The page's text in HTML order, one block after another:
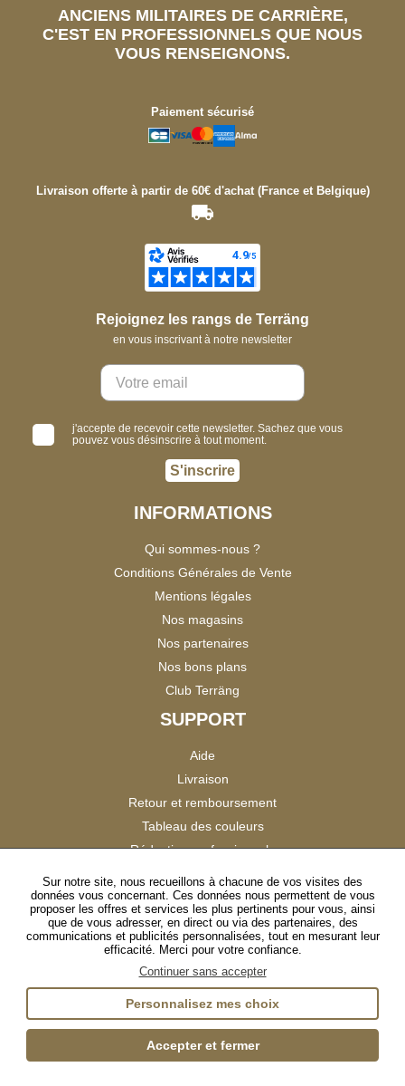
ANCIENS MILITAIRES DE CARRIÈRE,
C'EST EN PROFESSIONNELS QUE NOUS
VOUS RENSEIGNONS.
Paiement sécurisé
Livraison offerte à partir de 60€ d'achat (France et Belgique)
Rejoignez les rangs de Terräng
en vous inscrivant à notre newsletter
j'accepte de recevoir cette newsletter. Sachez que vous
pouvez vous désinscrire à tout moment.
S'inscrire
INFORMATIONS
Qui sommes-nous ?
Conditions Générales de Vente
Mentions légales
Nos magasins
Nos partenaires
Nos bons plans
Club Terräng
SUPPORT
Aide
Livraison
Retour et remboursement
Tableau des couleurs
Réduction professionnels
Satisfaction Clients
SUIVEZ-NOUS
InstagramTikTokFacebookYouTubeLinkedIn
Gestion des cookies
Sur notre site, nous recueillons à chacune de vos visites des
données vous concernant. Ces données nous permettent de vous
proposer les offres et services les plus pertinents pour vous, ainsi
que de vous adresser, en direct ou via des partenaires, des
communications et publicités personnalisées, tout en mesurant leur
efficacité. Merci pour votre confiance.
Continuer sans accepter
Personnalisez mes choix
Accepter et fermer